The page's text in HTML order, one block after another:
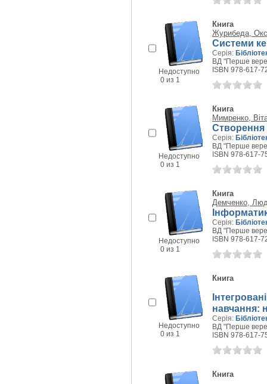
Недоступно
0 из 1
Книга
Журибеда,
Системи
Серія:
ВД "Перше
ISBN 978-617-
Недоступно
0 из 1
Книга
Мимренко,
Створення
Серія:
ВД "Перше
ISBN 978-617-
Недоступно
0 из 1
Книга
Демченко,
Серія:
ВД "Перше
ISBN 978-617-
Недоступно
0 из 1
Книга
навчання:
Серія:
ВД "Перше
ISBN 978-617-
Книга